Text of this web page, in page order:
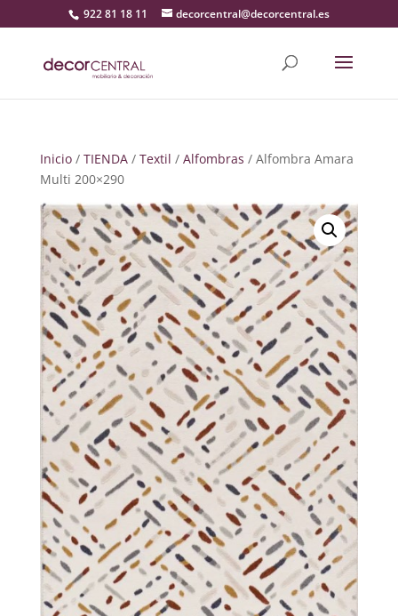
922 81 18 11 decorcentral@decorcentral.es
Inicio/ TIENDA/ Textil / Alfombras / Alfombra Amara
Multi 200×290